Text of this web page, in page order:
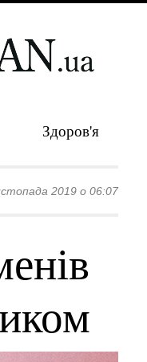
Здоров'я
2019 о 06:07